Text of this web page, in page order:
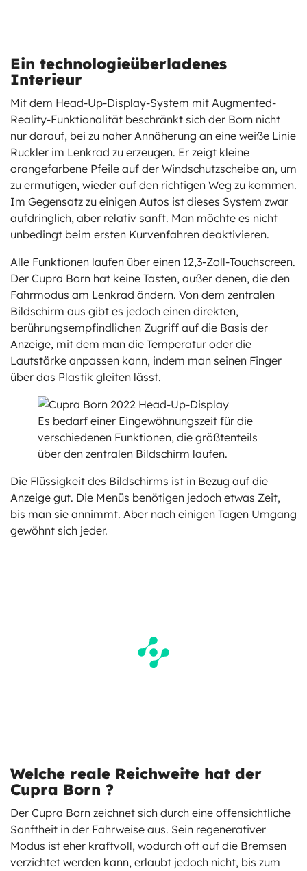
Ein technologieüberladenes
Interieur
Mit dem Head-Up-Display-System mit Augmented-
Reality-Funktionalität beschränkt sich der Born nicht
nur darauf, bei zu naher Annäherung an eine weiße Linie
Ruckler im Lenkrad zu erzeugen. Er zeigt kleine
orangefarbene Pfeile auf der Windschutzscheibe an, um
zu ermutigen, wieder auf den richtigen Weg zu kommen.
Im Gegensatz zu einigen Autos ist dieses System zwar
aufdringlich, aber relativ sanft. Man möchte es nicht
unbedingt beim ersten Kurvenfahren deaktivieren.
Alle Funktionen laufen über einen 12,3-Zoll-Touchscreen.
Der Cupra Born hat keine Tasten, außer denen, die den
Fahrmodus am Lenkrad ändern. Von dem zentralen
Bildschirm aus gibt es jedoch einen direkten,
berührungsempfindlichen Zugriff auf die Basis der
Anzeige, mit dem man die Temperatur oder die
Lautstärke anpassen kann, indem man seinen Finger
über das Plastik gleiten lässt.
Es bedarf einer Eingewöhnungszeit für die
verschiedenen Funktionen, die größtenteils
über den zentralen Bildschirm laufen.
Die Flüssigkeit des Bildschirms ist in Bezug auf die
Anzeige gut. Die Menüs benötigen jedoch etwas Zeit,
bis man sie annimmt. Aber nach einigen Tagen Umgang
gewöhnt sich jeder.
Welche reale Reichweite hat der
Cupra Born ?
Der Cupra Born zeichnet sich durch eine offensichtliche
Sanftheit in der Fahrweise aus. Sein regenerativer
Modus ist eher kraftvoll, wodurch oft auf die Bremsen
verzichtet werden kann, erlaubt jedoch nicht, bis zum